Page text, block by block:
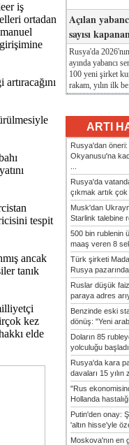
iş
ortadan
tespit
ancak
tanık
kez
elde
Açılan
sayısı
Rusya'da
ayında yabancı
100 yeni şirket
rakam, yılın ilk
ARTI
Rusya'dan öneri:
Okyanusu'na
Rusya'da
çıkmak artık çok
Musk'dan
Starlink talebine
500 bin rublenin
maaş veren 8
Türk şirketi
Rusya
Ruslar düşük
paraya adres
Benzinde eski
dönüş: "Yeni
Doların 85
yolculuğu başladı
Rusya'da kara
davaları 15 yılın
"Rus
Hollanda
Putin'den onay:
'altın hisse'yle
Moskova'nın en